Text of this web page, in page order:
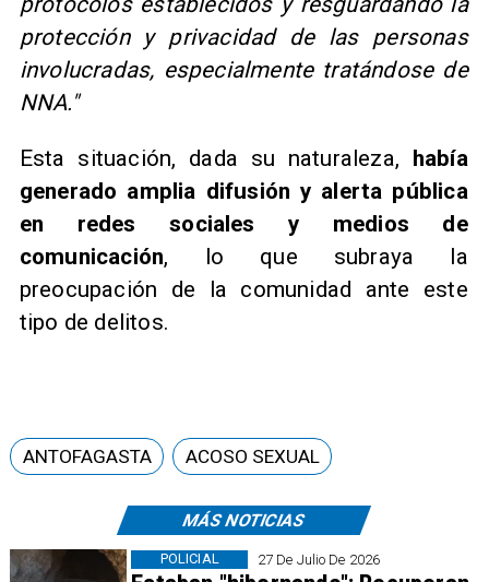
protección y privacidad de las personas
involucradas, especialmente tratándose de
NNA."
Esta situación, dada su naturaleza, había
generado amplia difusión y alerta pública
en redes sociales y medios de
comunicación, lo que subraya la
preocupación de la comunidad ante este
tipo de delitos.
MÁS NOTICIAS
27 De Julio De 2026
POLICIAL
ANTOFAGASTA ACOSO SEXUAL